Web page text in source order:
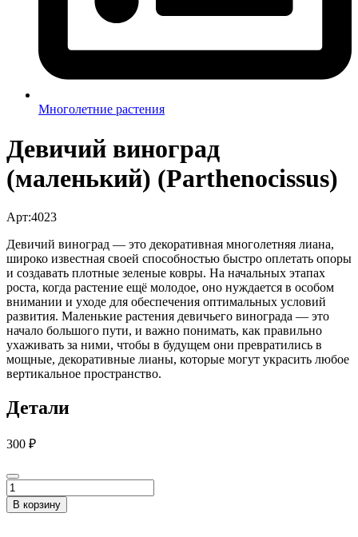
Многолетние растения
Девичий виноград
(маленький) (Parthenocissus)
Арт:4023
Девичий виноград — это декоративная многолетняя лиана,
широко известная своей способностью быстро оплетать опоры
и создавать плотные зеленые ковры. На начальных этапах
роста, когда растение ещё молодое, оно нуждается в особом
внимании и уходе для обеспечения оптимальных условий
развития. Маленькие растения девичьего винограда — это
начало большого пути, и важно понимать, как правильно
ухаживать за ними, чтобы в будущем они превратились в
мощные, декоративные лианы, которые могут украсить любое
вертикальное пространство.
Детали
300 ₽
Количество
товара
Девичий
В корзину